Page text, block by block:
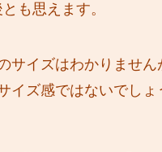
も思えます。
サイズはわかりませ
イズ感ではないでしょ